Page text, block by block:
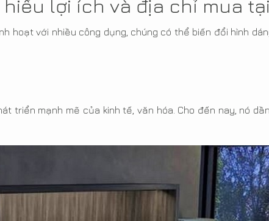
lợi ích và địa chỉ mua
hoạt với nhiều công dụng, chúng có thể biến đổi hình
triển mạnh mẽ của kinh tế, văn hóa. Cho đến nay, nó